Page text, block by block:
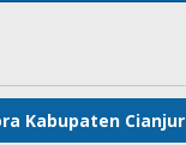
Kabupaten Cianjur